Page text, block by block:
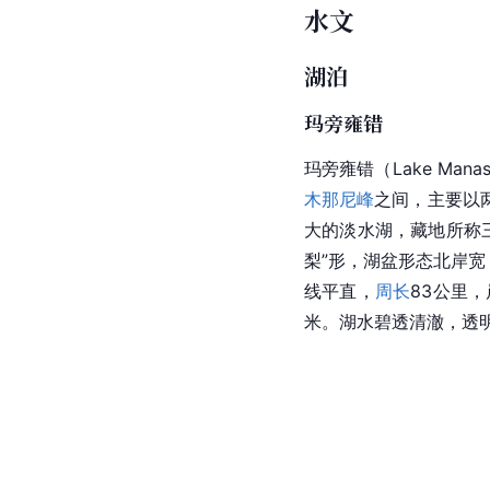
水文
湖泊
玛旁雍错
玛旁雍错（Lake
木那尼峰之间，主要以
大的淡水湖，藏地所称
梨”形，湖盆形态北岸
线平直， 周长83公里，
米。湖水碧透清澈，透